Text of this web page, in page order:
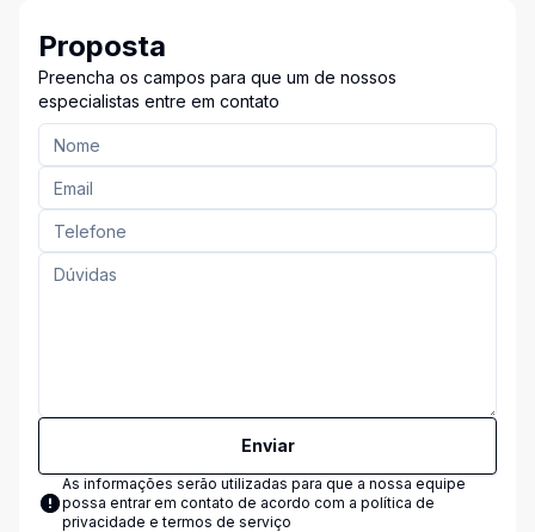
Proposta
Preencha os campos para que um de nossos
especialistas entre em contato
Enviar
As informações serão utilizadas para que a nossa equipe
possa entrar em contato de acordo com a política de
privacidade e termos de serviço